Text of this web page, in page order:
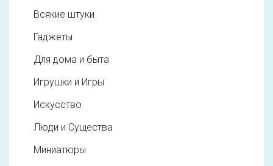
Всякие штуки
Гаджеты
Для дома и быта
Игрушки и Игры
Искусство
Люди и Существа
Миниатюры